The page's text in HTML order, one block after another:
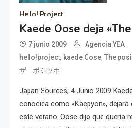
Hello! Project
Kaede Oose deja
7 junio 2009 Agencia YEA
hello!project, kaede Oose,The
ザ ポシッボ
Japan Sources, 4 Junio 2009
conocida como «Kaepyon», dejará
este verano. Oose dijo que queria